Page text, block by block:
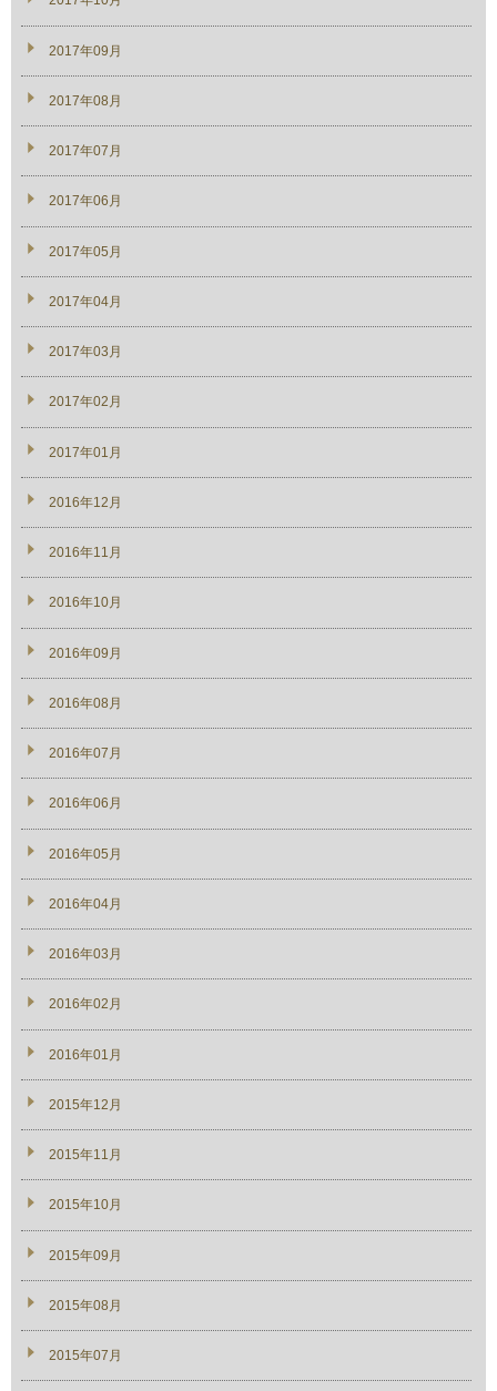
2017年09月
2017年08月
2017年07月
2017年06月
2017年05月
2017年04月
2017年03月
2017年02月
2017年01月
2016年12月
2016年11月
2016年10月
2016年09月
2016年08月
2016年07月
2016年06月
2016年05月
2016年04月
2016年03月
2016年02月
2016年01月
2015年12月
2015年11月
2015年10月
2015年09月
2015年08月
2015年07月